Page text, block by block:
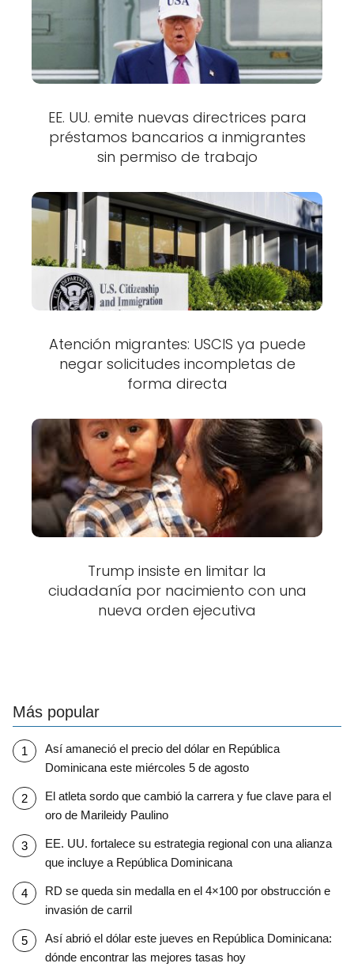
EE. UU. emite nuevas directrices para
préstamos bancarios a inmigrantes
sin permiso de trabajo
Atención migrantes: USCIS ya puede
negar solicitudes incompletas de
forma directa
Trump insiste en limitar la
ciudadanía por nacimiento con una
nueva orden ejecutiva
Más popular
Así amaneció el precio del dólar en República
Dominicana este miércoles 5 de agosto
El atleta sordo que cambió la carrera y fue clave para el
oro de Marileidy Paulino
EE. UU. fortalece su estrategia regional con una alianza
que incluye a República Dominicana
RD se queda sin medalla en el 4×100 por obstrucción e
invasión de carril
Así abrió el dólar este jueves en República Dominicana:
dónde encontrar las mejores tasas hoy